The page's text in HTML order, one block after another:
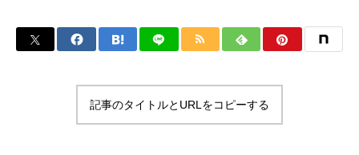
記事のタイトルとURLをコピーする